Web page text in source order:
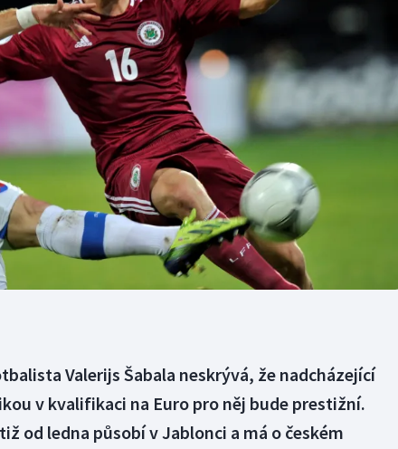
Moderní pětiboj
Motorsport
Olympijské hry
Parasport
Plavání
Plážový volejbal
Triatlon
Veslování
Vodní slalom
Volejbal
Ostatní
Valerijs Šabala neskrývá, že nadcházející
v kvalifikaci na Euro pro něj bude prestižní.
od ledna působí v Jablonci a má o českém